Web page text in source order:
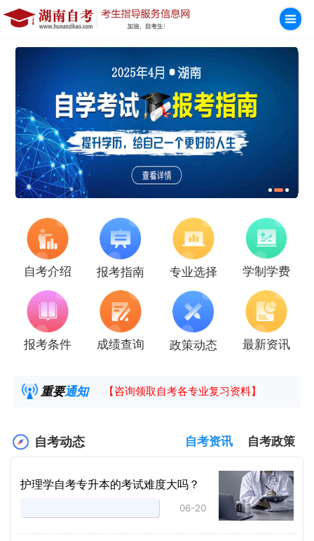
自考介绍 报考指南 专业选择 学制学费
报考条件 成绩查询 政策动态 最新资讯
重要通知
2025年4月湖南自考课程安排及教材目录已
【咨询领取自考各专业复习资料】
自考动态 自考资讯 自考政策
护理学自考专升本的考试难度大吗？
06-20